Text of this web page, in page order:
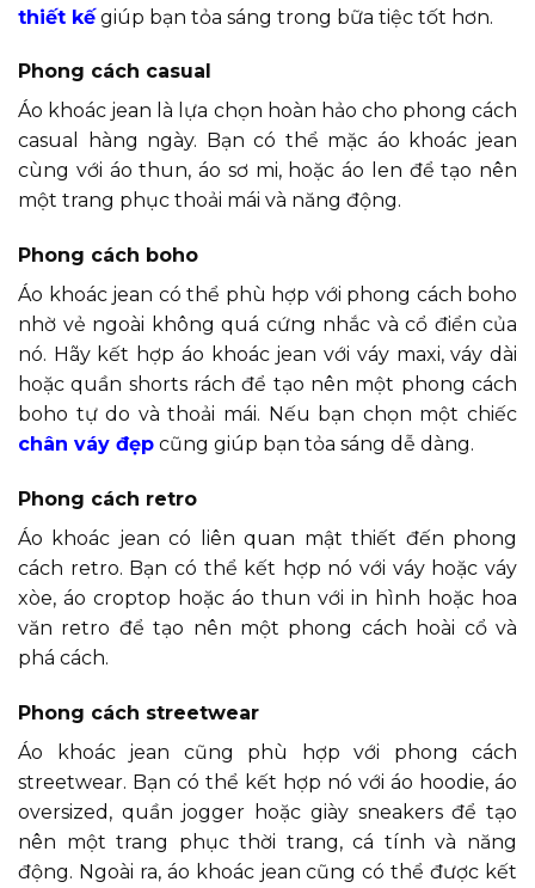
thiết kếgiúp bạn tỏa sáng trong bữa tiệc tốt hơn.
Phong cách casual
Áo khoác jean là lựa chọn hoàn hảo cho phong cách
casual hàng ngày. Bạn có thể mặc áo khoác jean
cùng với áo thun, áo sơ mi, hoặc áo len để tạo nên
một trang phục thoải mái và năng động.
Phong cách boho
Áo khoác jean có thể phù hợp với phong cách boho
nhờ vẻ ngoài không quá cứng nhắc và cổ điển của
nó. Hãy kết hợp áo khoác jean với váy maxi, váy dài
hoặc quần shorts rách để tạo nên một phong cách
boho tự do và thoải mái. Nếu bạn chọn một chiếc
chân váy đẹp cũng giúp bạn tỏa sáng dễ dàng.
Phong cách retro
Áo khoác jean có liên quan mật thiết đến phong
cách retro. Bạn có thể kết hợp nó với váy hoặc váy
xòe, áo croptop hoặc áo thun với in hình hoặc hoa
văn retro để tạo nên một phong cách hoài cổ và
phá cách.
Phong cách streetwear
Áo khoác jean cũng phù hợp với phong cách
streetwear. Bạn có thể kết hợp nó với áo hoodie, áo
oversized, quần jogger hoặc giày sneakers để tạo
nên một trang phục thời trang, cá tính và năng
động. Ngoài ra, áo khoác jean cũng có thể được kết